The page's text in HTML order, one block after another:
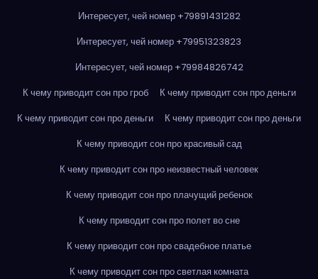
Интересует, чей номер +79891431282
Интересует, чей номер +79951323823
Интересует, чей номер +79984826742
К чему приводит сон про гроб
К чему приводит сон про деньги
К чему приводит сон про деньги
К чему приводит сон про деньги
К чему приводит сон про красивый сад
К чему приводит сон про неизвестный человек
К чему приводит сон про плачущий ребенок
К чему приводит сон про полет во сне
К чему приводит сон про свадебное платье
К чему приводит сон про светлая комната